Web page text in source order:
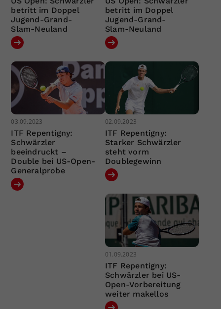
betritt im Doppel
Jugend-Grand-
Slam-Neuland
betritt im Doppel
Jugend-Grand-
Slam-Neuland
03.09.2023
ITF Repentigny:
Schwärzler
beeindruckt –
Double bei US-Open-
Generalprobe
02.09.2023
ITF Repentigny:
Starker Schwärzler
steht vorm
Doublegewinn
01.09.2023
ITF Repentigny:
Schwärzler bei US-
Open-Vorbereitung
weiter makellos